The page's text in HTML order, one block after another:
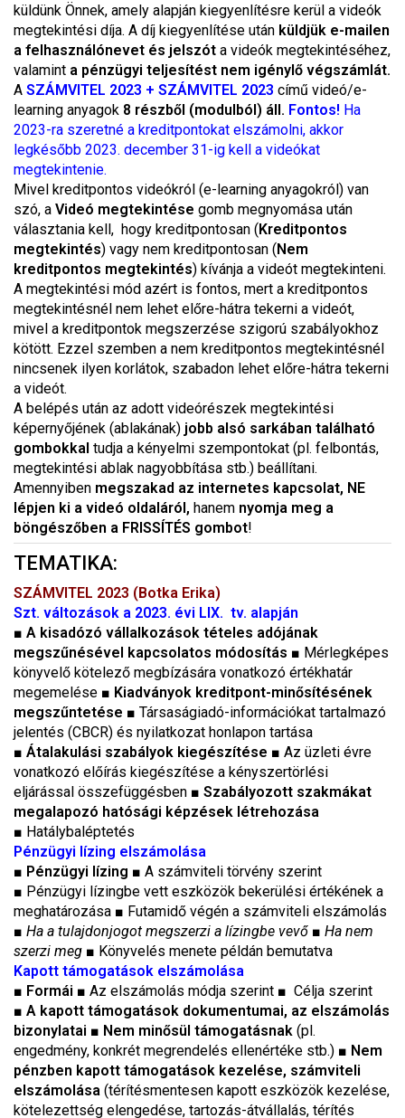
küldünk Önnek, amely alapján kiegyenlítésre kerül a videók
megtekintési díja. A díj kiegyenlítése után küldjük e-mailen
a felhasználónevet és jelszót a videók megtekintéséhez,
valamint a pénzügyi teljesítést nem igénylő végszámlát.
A SZÁMVITEL 2023 + SZÁMVITEL 2023 című videó/e-
learning anyagok 8 részből (modulból) áll. Fontos! Ha
2023-ra szeretné a kreditpontokat elszámolni, akkor
legkésőbb 2023. december 31-ig kell a videókat
megtekintenie.
Mivel kreditpontos videókról (e-learning anyagokról) van
szó, a Videó megtekintése gomb megnyomása után
választania kell, hogy kreditpontosan (Kreditpontos
megtekintés) vagy nem kreditpontosan (Nem
kreditpontos megtekintés) kívánja a videót megtekinteni.
A megtekintési mód azért is fontos, mert a kreditpontos
megtekintésnél nem lehet előre-hátra tekerni a videót,
mivel a kreditpontok megszerzése szigorú szabályokhoz
kötött. Ezzel szemben a nem kreditpontos megtekintésnél
nincsenek ilyen korlátok, szabadon lehet előre-hátra tekerni
a videót.
A belépés után az adott videórészek megtekintési
képernyőjének (ablakának) jobb alsó sarkában található
gombokkal tudja a kényelmi szempontokat (pl. felbontás,
megtekintési ablak nagyobbítása stb.) beállítani.
Amennyiben megszakad az internetes kapcsolat, NE
lépjen ki a videó oldaláról, hanem nyomja meg a
böngészőben a FRISSÍTÉS gombot!
TEMATIKA:
SZÁMVITEL 2023 (Botka Erika)
Szt. változások a 2023. évi LIX. tv. alapján
■ A kisadózó vállalkozások tételes adójának
megszűnésével kapcsolatos módosítás ■ Mérlegképes
könyvelő kötelező megbízására vonatkozó értékhatár
megemelése ■ Kiadványok kreditpont-minősítésének
megszűntetése ■ Társaságiadó-információkat tartalmazó
jelentés (CBCR) és nyilatkozat honlapon tartása
■ Átalakulási szabályok kiegészítése ■ Az üzleti évre
vonatkozó előírás kiegészítése a kényszertörlési
eljárással összefüggésben ■ Szabályozott szakmákat
megalapozó hatósági képzések létrehozása
■ Hatálybaléptetés
Pénzügyi lízing elszámolása
■ Pénzügyi lízing ■ A számviteli törvény szerint
■ Pénzügyi lízingbe vett eszközök bekerülési értékének a
meghatározása ■ Futamidő végén a számviteli elszámolás
■ Ha a tulajdonjogot megszerzi a lízingbe vevő ■ Ha nem
szerzi meg ■ Könyvelés menete példán bemutatva
Kapott támogatások elszámolása
■ Formái ■ Az elszámolás módja szerint ■ Célja szerint
■ A kapott támogatások dokumentumai, az elszámolás
bizonylatai ■ Nem minősül támogatásnak (pl.
engedmény, konkrét megrendelés ellenértéke stb.) ■ Nem
pénzben kapott támogatások kezelése, számviteli
elszámolása (térítésmentesen kapott eszközök kezelése,
kötelezettség elengedése, tartozás-átvállalás, térítés